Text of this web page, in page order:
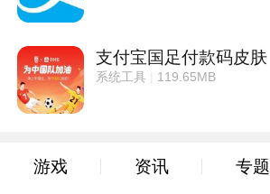
支付宝国足付款码皮肤
系统工具| 119.65MB
游戏 资讯 专题